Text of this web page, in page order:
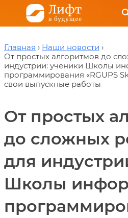
Главная
Наши новости
От простых алгоритмов до
индустрии: ученики Школы
программирования «RGUPS
свои выпускные работы
От простых
до сложных
для
Школы